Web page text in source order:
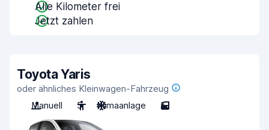
Alle Kilometer frei
Jetzt zahlen
Toyota Yaris
oder ähnliches Kleinwagen-Fahrzeug
Manuell
5 Klimaanlage 5